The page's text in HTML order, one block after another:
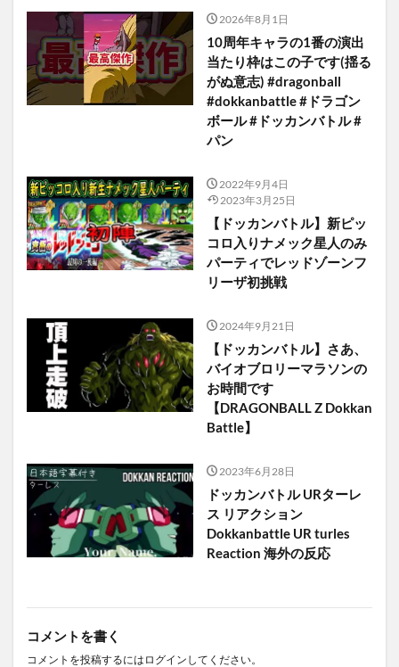
2026年8月1日
10周年キャラの1番の演出
当たり枠はこの子です(揺る
がぬ意志) #dragonball
#dokkanbattle #ドラゴン
ボール #ドッカンバトル #
パン
2022年9月4日
2023年3月25日
【ドッカンバトル】新ピッ
コロ入りナメック星人のみ
パーティでレッドゾーンフ
リーザ初挑戦
2024年9月21日
【ドッカンバトル】さあ、
バイオブロリーマラソンの
お時間です
【DRAGONBALL Z Dokkan
Battle】
2023年6月28日
ドッカンバトル URターレ
ス リアクション
Dokkanbattle UR turles
Reaction 海外の反応
コメントを書く
コメントを投稿するには ログイン してください。